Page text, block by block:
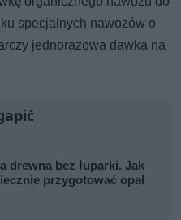
specjalnych nawozów o
jednorazowa dawka na
drewna bez łuparki. Jak
przygotować opał